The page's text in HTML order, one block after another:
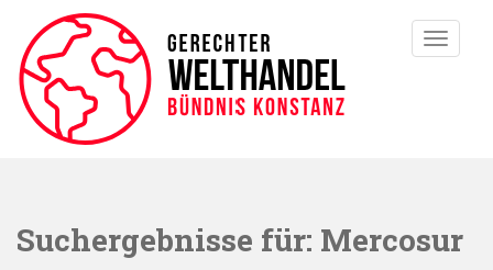
Suchergebnisse für: Mercosur